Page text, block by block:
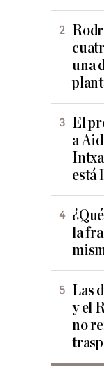
una
El
a
está
la
Las
y el
no